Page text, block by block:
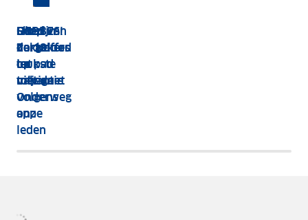
HEBBES!
Zorgeloos
op pad
met de
Onderweg
app
Shop van
dakkoffer
tot
tolvignet
Dit zijn
de 13
leukste
uitjes
volgens
onze
leden
Goed
verzekerd
op
vakantie